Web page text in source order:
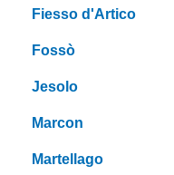
Fiesso d'Artico
Fossò
Jesolo
Marcon
Martellago